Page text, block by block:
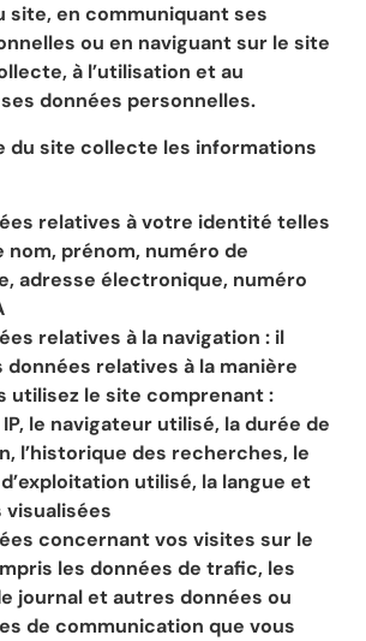
site, en communiquant ses
ou en naviguant sur le site
à l’utilisation et au
données personnelles.
du site collecte les informations
relatives à votre identité telles
nom, prénom, numéro de
adresse électronique, numéro
relatives à la navigation : il
données relatives à la manière
utilisez le site comprenant :
IP, le navigateur utilisé, la durée de
l’historique des recherches, le
utilisé, la langue et
visualisées
concernant vos visites sur le
les données de trafic, les
journal et autres données ou
de communication que vous